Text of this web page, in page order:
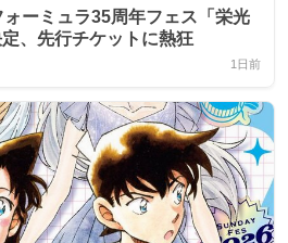
ーミュラ35周年フェス「栄光
、先行チケットに熱狂
1日前